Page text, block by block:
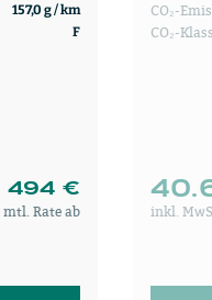
157,0 g / km
F
494 €
mtl. Rate ab
CO₂-
CO₂-
inkl.